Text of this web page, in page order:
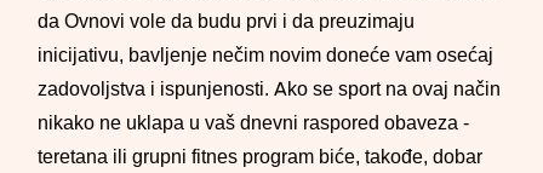
da Ovnovi vole da budu prvi i da preuzimaju
inicijativu, bavljenje nečim novim doneće vam osećaj
zadovoljstva i ispunjenosti. Ako se sport na ovaj način
nikako ne uklapa u vaš dnevni raspored obaveza -
teretana ili grupni fitnes program biće, takođe, dobar